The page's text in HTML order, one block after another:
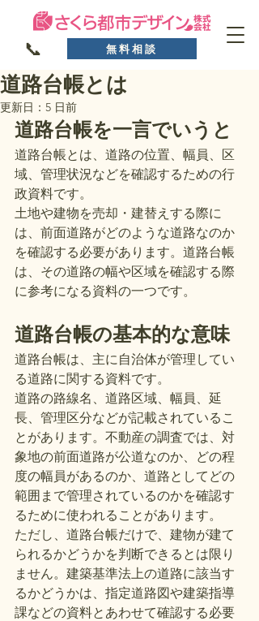
📞 無料相談
道路台帳とは
更新日： 5 日前
道路台帳を一言でいうと
道路台帳とは、道路の位置、幅員、区
域、管理状況などを確認するための行
政資料です。
土地や建物を売却・建替えする際に
は、前面道路がどのような道路なのか
を確認する必要があります。道路台帳
は、その道路の幅や区域を確認する際
に参考になる資料の一つです。
道路台帳の基本的な意味
道路台帳は、主に自治体が管理してい
る道路に関する資料です。
道路の路線名、道路区域、幅員、延
長、管理区分などが記載されているこ
とがあります。不動産の調査では、対
象地の前面道路が公道なのか、どの程
度の幅員があるのか、道路としてどの
範囲まで管理されているのかを確認す
るために使われることがあります。
ただし、道路台帳だけで、建物が建て
られるかどうかを判断できるとは限り
ません。建築基準法上の道路に該当す
るかどうかは、指定道路図や建築指導
課などの資料とあわせて確認する必要